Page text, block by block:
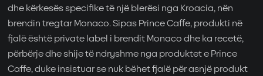
dhe kërkesës specifike të një blerësi nga Kroacia, nën
brendin tregtar Monaco. Sipas Prince Caffe, produkti në
fjalë është private label i brendit Monaco dhe ka recetë,
përbërje dhe shije të ndryshme nga produktet e Prince
Caffe, duke insistuar se nuk bëhet fjalë për asnjë produkt